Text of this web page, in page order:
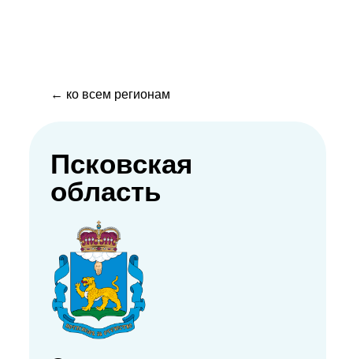
Псковская
область
← ко всем регионам